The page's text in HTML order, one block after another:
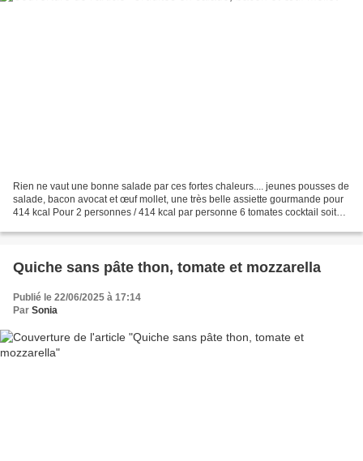
Rien ne vaut une bonne salade par ces fortes chaleurs.... jeunes pousses de
salade, bacon avocat et œuf mollet, une très belle assiette gourmande pour
414 kcal Pour 2 personnes / 414 kcal par personne 6 tomates cocktail soit
Quiche sans pâte thon, tomate et mozzarella
Publié le 22/06/2025 à 17:14
Par Sonia